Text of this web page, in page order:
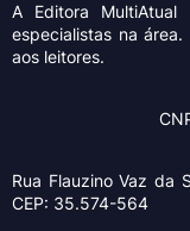
A Editora MultiAtual
especialistas na
aos leitores.
Rua Flauzino Vaz da
CEP: 35.574-564